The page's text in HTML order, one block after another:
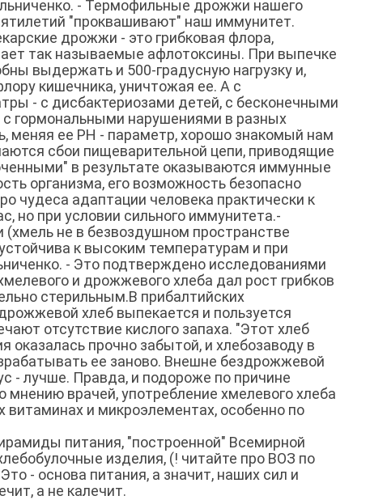
- Термофильные дрожжи нашего
"проквашивают" наш иммунитет.
дрожжи - это грибковая флора,
так называемые афлотоксины. При выпечке
выдержать и 500-градусную нагрузку и,
кишечника, уничтожая ее. А с
- с диcбактериозами детей, с бесконечными
гормональными нарушениями в разных
меняя ее РН - параметр, хорошо знакомый нам
сбои пищеварительной цепи, приводящие
в результате оказываются иммунные
организма, его возможность безопасно
чудеса адаптации человека практически к
но при условии сильного иммунитета.-
не в безвоздушном пространстве
к высоким температурам и при
- Это подтверждено исследованиями
и дрожжевого хлеба дал рост грибков
стерильным.В прибалтийских
хлеб выпекается и пользуется
отсутствие кислого запаха. "Этот хлеб
оказалась прочно забытой, и хлебозаводу в
ее заново. Внешне бездрожжевой
- лучше. Правда, и подороже по причине
врачей, употребление хмелевого хлеба
и микроэлементах, особенно по
питания, "построенной" Всемирной
изделия, (! читайте про ВОЗ по
- основа питания, а значит, наших сил и
а не калечит.